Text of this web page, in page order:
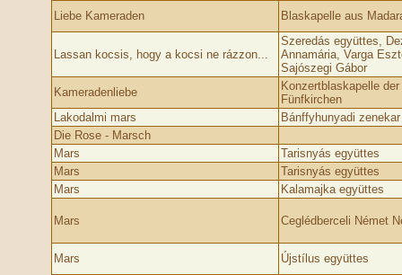
Liebe Kameraden
Blaskapelle aus
Lassan kocsis, hogy a kocsi ne rázzon...
Szeredás együttes,
Annamária, Varga
Sajószegi Gábor
Kameradenliebe
Konzertblaskapelle
Fünfkirchen
Lakodalmi mars
Bánffyhunyadi zenekar
Die Rose - Marsch
Mars
Tarisnyás együttes
Mars
Tarisnyás együttes
Mars
Kalamajka együttes
Mars Ceglédberceli Német
Mars
Újstílus együttes